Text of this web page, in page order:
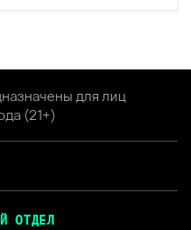
для лиц
(21+)
ОТДЕЛ